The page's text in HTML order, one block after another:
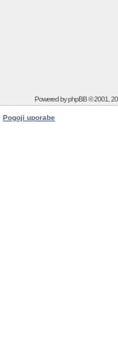
Powered byphpBB© 2001,
Pogoji uporabe